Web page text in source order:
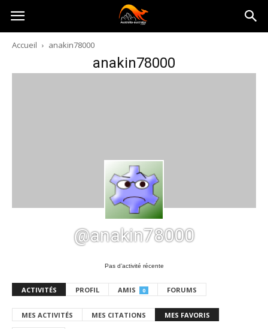
Australia-
australie.com
Accueil anakin78000
anakin78000
@anakin78000
Pas d’activité récente
ACTIVITÉS PROFIL AMIS 0 FORUMS
MES ACTIVITÉS MES CITATIONS MES FAVORIS